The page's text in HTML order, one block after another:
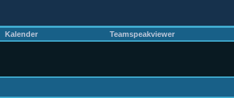
Kalender Teamspeakviewer